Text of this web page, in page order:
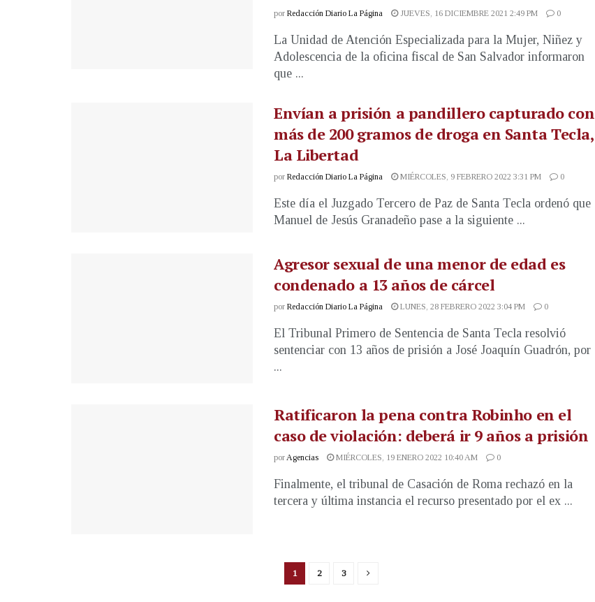
por Redacción Diario La Página JUEVES, 16 DICIEMBRE 2021 2:49 PM 0
La Unidad de Atención Especializada para la Mujer, Niñez y
Adolescencia de la oficina fiscal de San Salvador informaron
que ...
Envían a prisión a pandillero capturado con
más de 200 gramos de droga en Santa Tecla,
La Libertad
por Redacción Diario La Página MIÉRCOLES, 9 FEBRERO 2022 3:31 PM 0
Este día el Juzgado Tercero de Paz de Santa Tecla ordenó que
Manuel de Jesús Granadeño pase a la siguiente ...
Agresor sexual de una menor de edad es
condenado a 13 años de cárcel
por Redacción Diario La Página LUNES, 28 FEBRERO 2022 3:04 PM 0
El Tribunal Primero de Sentencia de Santa Tecla resolvió
sentenciar con 13 años de prisión a José Joaquín Guadrón, por
...
Ratificaron la pena contra Robinho en el
caso de violación: deberá ir 9 años a prisión
porAgencias MIÉRCOLES, 19 ENERO 2022 10:40 AM 0
Finalmente, el tribunal de Casación de Roma rechazó en la
tercera y última instancia el recurso presentado por el ex ...
1 2 3